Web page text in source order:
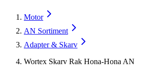
Motor
AN Sortiment
Adapter & Skarv
Wortex Skarv Rak Hona-Hona AN